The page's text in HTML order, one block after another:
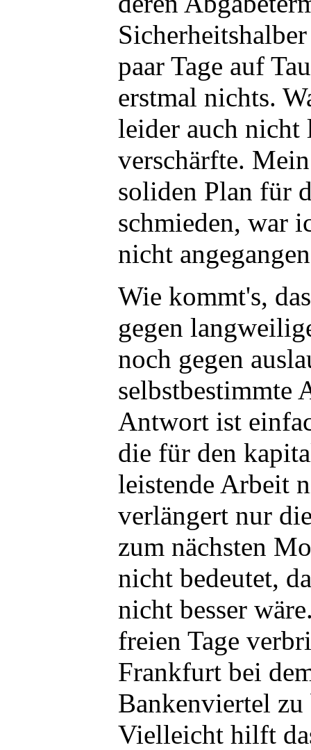
paar Tage auf
erstmal nichts.
leider auch nicht
verschärfte.
soliden Plan für
schmieden, war
nicht
Wie kommt's,
gegen
noch gegen
selbstbestimmte
Antwort ist
die für den
leistende Arbeit
verlängert nur
zum nächsten
nicht bedeutet,
nicht besser
freien Tage
Frankfurt bei
Bankenviertel
Vielleicht hilft